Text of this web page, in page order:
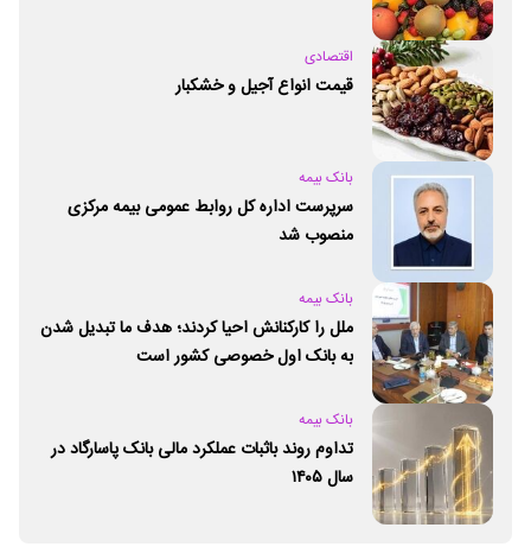
اقتصادی
قیمت انواع آجیل و خشکبار
بانک بیمه
سرپرست اداره کل روابط عمومی بیمه مرکزی
منصوب شد
بانک بیمه
ملل را کارکنانش احیا کردند؛ هدف ما تبدیل شدن
به بانک اول خصوصی کشور است
بانک بیمه
تداوم روند باثبات عملکرد مالی بانک پاسارگاد در
سال ۱۴۰۵